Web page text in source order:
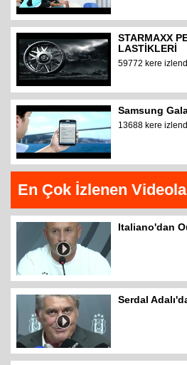
STARMAXX
LASTİKLERİ
59772 kere
Samsung
13688 kere
En Çok İzlenen
Italiano'dan
Serdal